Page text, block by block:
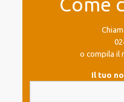
o compila il
Il tuo